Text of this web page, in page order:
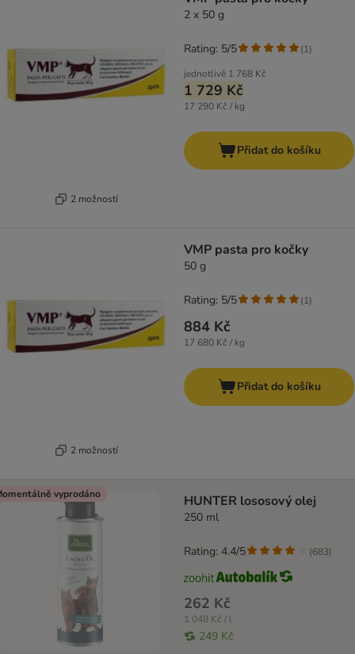
2 možností
2 x 50 g
jednotlivě 1 768 Kč
1 729 Kč
17 290 Kč / kg
Rating: 5/5 (1)
Přidat do košíku
2 možností
VMP pasta pro kočky
50 g
884 Kč
17 680 Kč / kg
Rating: 5/5 (1)
Přidat do košíku
vyprodáno HUNTER lososový olej
250 ml
262 Kč
1 048 Kč / l
249 Kč
Rating: 4.4/5 (683)